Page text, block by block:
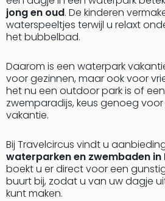
jong en oud. De kinderen
waterspeeltjes terwijl u relaxt
het bubbelbad.
Daarom is een waterpark
voor gezinnen, maar ook voor
het nu een outdoor park is of
zwemparadijs, keus genoeg
vakantie.
Bij Travelcircus vindt u
waterparken en zwembaden in
boekt u er direct voor een
buurt bij, zodat u van uw dagje
kunt maken.